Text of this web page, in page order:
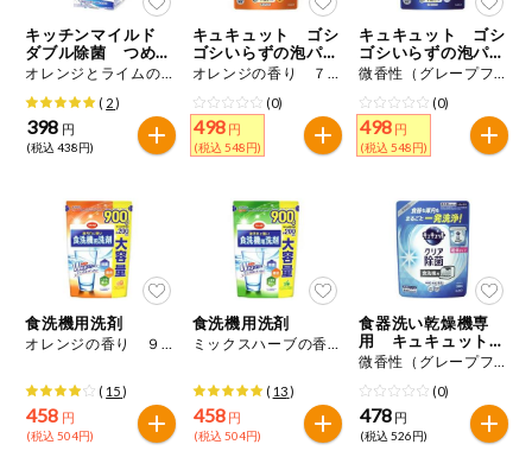
ご利用ガイド
アプリのダウンロード
PC版サイトを表示
テキスト注文サイトを表示
お問い合わせ
住居・生活用
品
コスメ＆ボデ
ィケア
衣料品
先着限定企画
特定原材料に準ずるものは、お取引先から情報提供のあった
範囲でのお知らせです。
キッチンマイルド
ダブル除菌 つめか
え用
オレンジとライムの香り ９００ｍＬ
( 2)
398 円
(税込 438円)
キュキュット ゴシ
ゴシいらずの泡パッ
ク つめかえ用
オレンジの香り ７２０ｍＬ
(0)
498 円
(税込 548円)
キュキュット ゴシ
ゴシいらずの泡パッ
ク つめかえ用
微香性（グレープフルーツの香り） ７２０ｍＬ
(0)
498 円
(税込 548円)
食洗機用洗剤
オレンジの香り ９００ｇ
( 15)
458 円
(税込 504円)
食洗機用洗剤
ミックスハーブの香り ９００ｇ
( 13)
458 円
(税込 504円)
食器洗い乾燥機専
用 キュキュットク
リア除菌 粉末タイ 微香性（グレープフルーツの香り） ５００ｇ
(0)
478 円
(税込 526円)